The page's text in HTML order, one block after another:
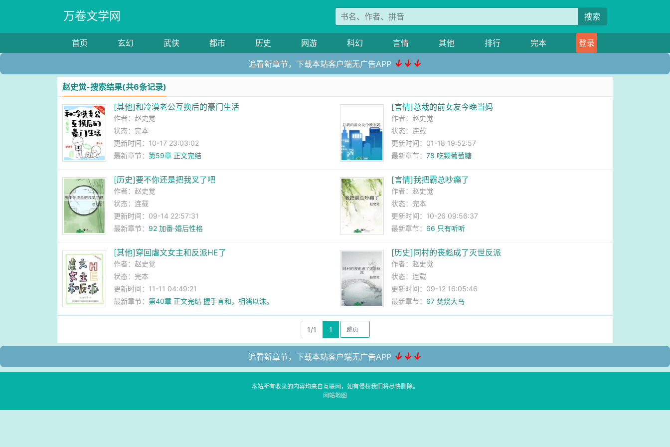
万卷文学网 搜索
首页 玄幻 武侠 都市 历史 网游 科幻 言情 其他 排行 完本 登录
追看新章节，下载本站客户端无广告APP ↓↓↓
赵史觉-搜索结果(共6条记录)
[其他]和冷漠老公互换后的豪门生活
作者：赵史觉
状态：完本
更新时间：10-17 23:03:02
最新章节：第59章 正文完结
[言情]总裁的前女友今晚当妈
作者： 赵史觉
状态：连载
更新时间：01-18 19:52:57
最新章节： 78 吃颗葡萄糖
[历史]要不你还是把我叉了吧
作者：赵史觉
状态：连载
更新时间：09-14 22:57:31
最新章节： 92 加番·婚后性格
[言情]我把霸总吵癫了
作者： 赵史觉
状态：完本
更新时间：10-26 09:56:37
最新章节： 66 只有听听
[其他]穿回虐文女主和反派HE了
作者：赵史觉
状态：完本
更新时间：11-11 04:49:21
最新章节：第40章 正文完结 握手言和，相濡以沫。
[历史]同村的丧彪成了灭世反派
作者： 赵史觉
状态：连载
更新时间：09-12 16:05:46
最新章节： 67 焚烧大鸟
1/1 1
追看新章节，下载本站客户端无广告APP ↓↓↓
本站所有收录的内容均来自互联网，如有侵权我们将尽快删除。
网站地图